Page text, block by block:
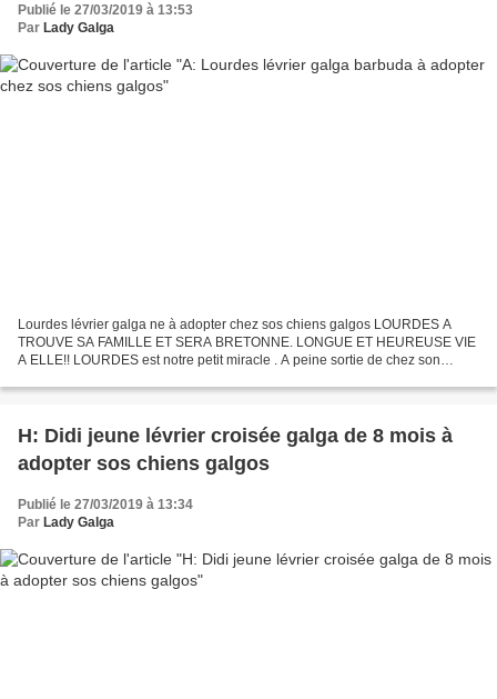
Publié le 27/03/2019 à 13:53
Par Lady Galga
Lourdes lévrier galga ne à adopter chez sos chiens galgos LOURDES A
TROUVE SA FAMILLE ET SERA BRETONNE. LONGUE ET HEUREUSE VIE
A ELLE!! LOURDES est notre petit miracle . A peine sortie de chez son
H: Didi jeune lévrier croisée galga de 8 mois à
adopter sos chiens galgos
Publié le 27/03/2019 à 13:34
Par Lady Galga